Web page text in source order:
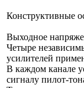
Конструктивные
Выходное
Четыре
усилителей
В каждом канале
сигналу пилот-